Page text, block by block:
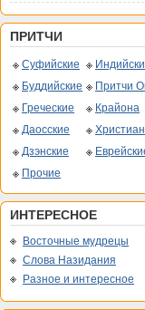
ПРИТЧИ
Суфийские
Буддийские
Притчи
Греческие
Крайона
Даосские
Дзэнские
Прочие
ИНТЕРЕСНОЕ
Восточные мудрецы
Слова Назидания
Разное и интересное